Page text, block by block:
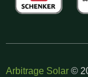
Arbitrage Solar ©